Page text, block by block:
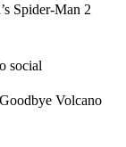
Spider-Man 2
social
Volcano